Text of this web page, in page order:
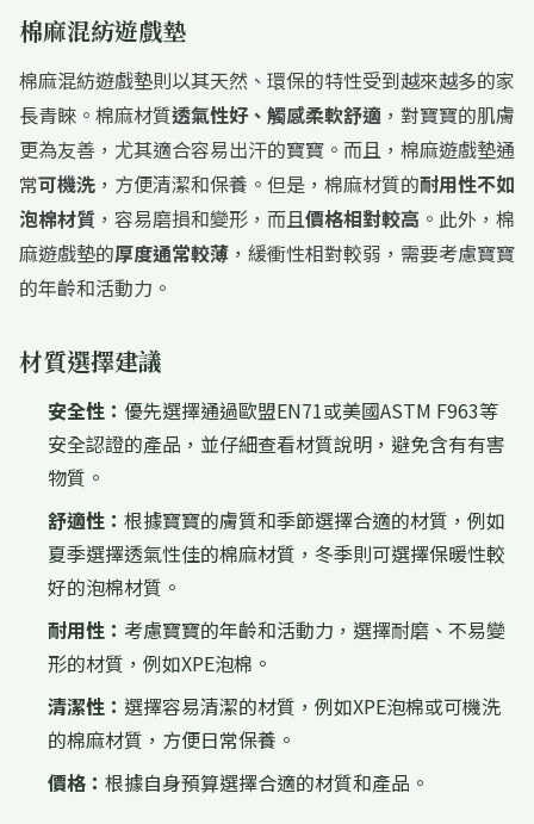
棉麻混紡遊戲墊
棉麻混紡遊戲墊則以其天然、環保的特性受到越來越多的家
長青睞。棉麻材質透氣性好、觸感柔軟舒適 ，對寶寶的肌膚
更為友善，尤其適合容易出汗的寶寶。而且，棉麻遊戲墊通
常可機洗 ，方便清潔和保養。但是，棉麻材質的耐用性不如
泡棉材質 ，容易磨損和變形，而且價格相對較高 。此外，棉
麻遊戲墊的厚度通常較薄 ，緩衝性相對較弱，需要考慮寶寶
的年齡和活動力。
材質選擇建議
安全性： 優先選擇通過歐盟EN71或美國ASTM F963等
安全認證的產品，並仔細查看材質說明，避免含有有害
物質。
舒適性： 根據寶寶的膚質和季節選擇合適的材質，例如
夏季選擇透氣性佳的棉麻材質，冬季則可選擇保暖性較
好的泡棉材質。
耐用性： 考慮寶寶的年齡和活動力，選擇耐磨、不易變
形的材質，例如XPE泡棉。
清潔性： 選擇容易清潔的材質，例如XPE泡棉或可機洗
的棉麻材質，方便日常保養。
價格： 根據自身預算選擇合適的材質和產品。